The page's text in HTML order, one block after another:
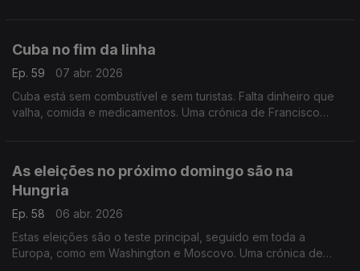
Cuba no fim da linha
Ep. 59
07 abr. 2026
Cuba está sem combustível e sem turistas. Falta dinheiro que
valha, comida e medicamentos. Uma crónica de Francisco
As eleições no próximo domingo são na
Hungria
Ep. 58
06 abr. 2026
Estas eleições são o teste principal, seguido em toda a
Europa, como em Washington e Moscovo. Uma crónica de